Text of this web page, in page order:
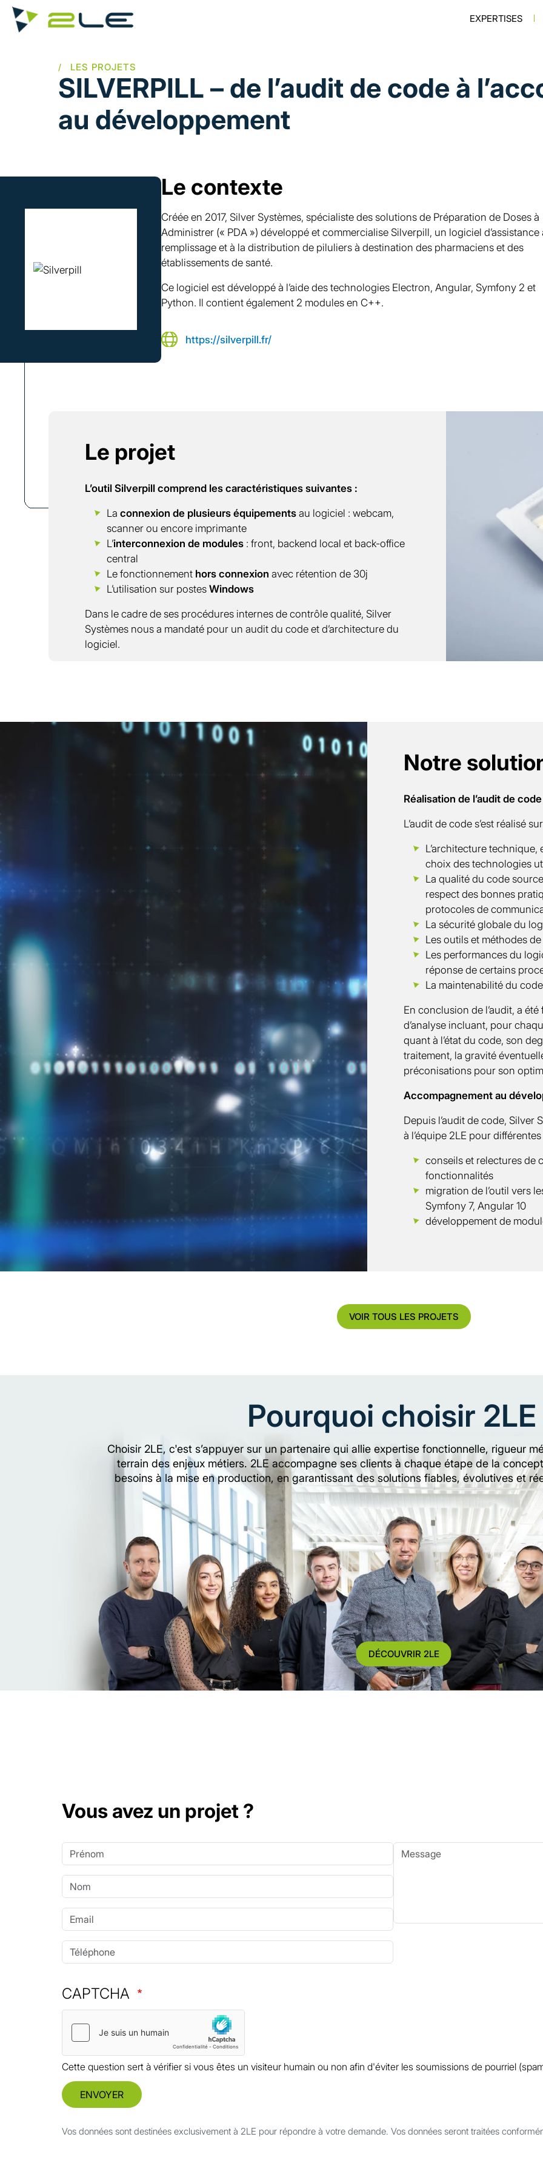
Aller au contenu principal
EXPERTISES
SILVERPILL – de l’audit de code à
au développement
Le contexte
Créée en 2017, Silver Systèmes, spécialiste des solutions de Préparation de Doses à
Administrer (« PDA ») développé et commercialise Silverpill, un logiciel d’assistance
remplissage et à la distribution de piluliers à destination des pharmaciens et des
établissements de santé.
Ce logiciel est développé à l’aide des technologies Electron, Angular, Symfony 2 et
Python. Il contient également 2 modules en C++.
https://silverpill.fr/
Le projet
L’outil Silverpill comprend les caractéristiques suivantes :
La connexion de plusieurs équipementsau logiciel : webcam,
scanner ou encore imprimante
L’interconnexion de modules : front, backend local et back-office
central
Le fonctionnement hors connexion avec rétention de 30j
L’utilisation sur postesWindows
Dans le cadre de ses procédures internes de contrôle qualité, Silver
Systèmes nous a mandaté pour un audit du code et d’architecture du
logiciel.
Notre
Réalisation de l’audit de code
L’audit de code s’est réalisé
L’architecture
choix des technologies
La qualité du code
respect des bonnes
protocoles de
La sécurité globale du
Les outils et méthodes
Les performances du
réponse de certains
La maintenabilité du code
En conclusion de l’audit, a
d’analyse incluant, pour
quant à l’état du code, son
traitement, la gravité
préconisations pour son
Accompagnement au
Depuis l’audit de code, Silver
à l’équipe 2LE pour
conseils et relectures de
fonctionnalités
migration de l’outil vers
Symfony 7, Angular 10
développement de
VOIR TOUS LES PROJETS
Pourquoi choisir 2LE
Choisir 2LE, c'est s’appuyer sur un partenaire qui allie expertise fonctionnelle, rigueur
terrain des enjeux métiers. 2LE accompagne ses clients à chaque étape de la
besoins à la mise en production, en garantissant des solutions fiables, évolutives et
DÉCOUVRIR 2LE
Vous avez un projet ?
Prénom
Nom
Email
Téléphone
Message
CAPTCHA
Cette question sert à vérifier si vous êtes un visiteur humain ou non afin d'éviter les soumissions de pourriel
ENVOYER
Vos données sont destinées exclusivement à 2LE pour répondre à votre demande. Vos données seront traitées